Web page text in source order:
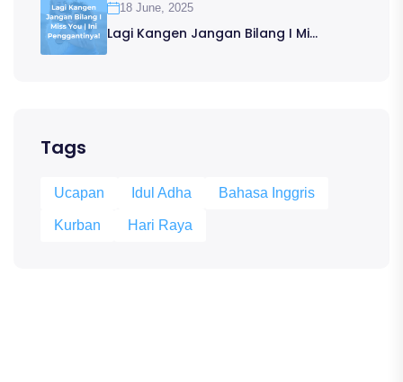
18 June, 2025
Lagi Kangen Jangan Bilang I Mi...
Tags
Ucapan Idul Adha Bahasa Inggris
Kurban Hari Raya